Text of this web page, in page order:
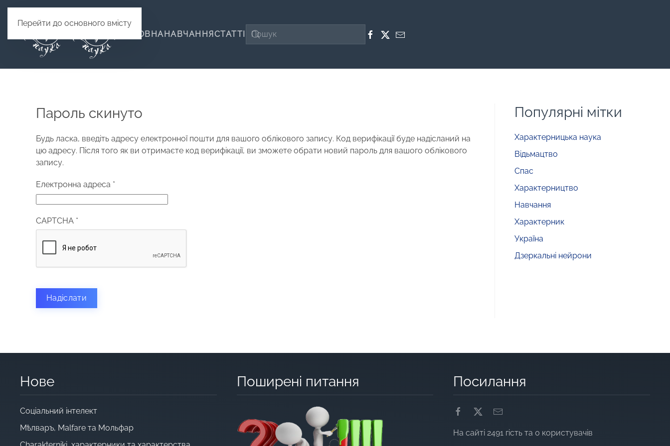
Перейти до основного вмісту
ГОЛОВНАНАВЧАННЯСТАТТІ
Пароль скинуто
Будь ласка, введіть адресу електронної пошти для вашого облікового запису. Код верифікації буде надісланий на
цю адресу. Після того як ви отримаєте код верифікації, ви зможете обрати новий пароль для вашого облікового
запису.
Електронна адреса *
CAPTCHA *
Надіслати
Популярні мітки
Характерницька наука
Відьмацтво
Спас
Характерництво
Навчання
Характерник
Україна
Дзеркальні нейрони
Нове
Cоціальний інтелект
Мѣлваръ, Malfare та Мольфар
Поширені питання Посилання
На сайті 2491 гість та 0 користувачів